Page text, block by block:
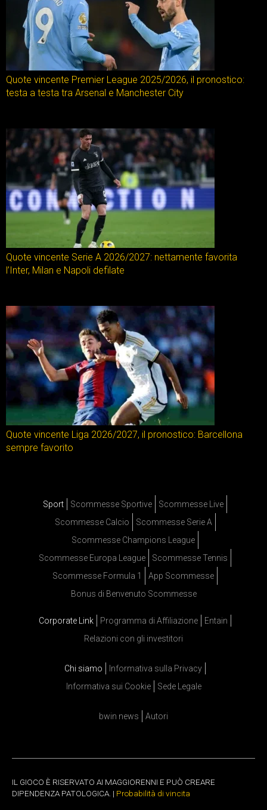
Quote vincente Premier League 2025/2026, il pronostico:
testa a testa tra Arsenal e Manchester City
Quote vincente Serie A 2026/2027: nettamente favorita
l’Inter, Milan e Napoli defilate
Quote vincente Liga 2026/2027, il pronostico: Barcellona
sempre favorito
Sport Scommesse Sportive
Scommesse Live
Scommesse Calcio
Scommesse Serie A
Scommesse Champions League
Scommesse Europa League
Scommesse Tennis
Scommesse Formula 1
App Scommesse
Bonus di Benvenuto Scommesse
Corporate Link Programma di Affiliazione
Entain
Relazioni con gli investitori
Chi siamo
Informativa sulla Privacy
Informativa sui Cookie
Sede Legale
bwin news Autori
IL GIOCO È RISERVATO AI MAGGIORENNI E PUÒ CREARE
DIPENDENZA PATOLOGICA. | Probabilità di vincita